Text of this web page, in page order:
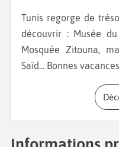
Tunis regorge de trésors qu'il ne tient qu'à vous de
découvrir : Musée
Mosquée Zitouna,
Saïd... Bonnes